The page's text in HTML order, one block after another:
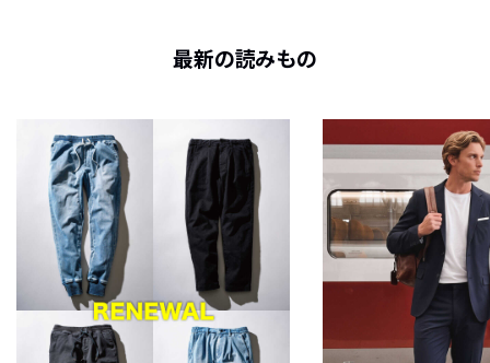
最新の読みもの